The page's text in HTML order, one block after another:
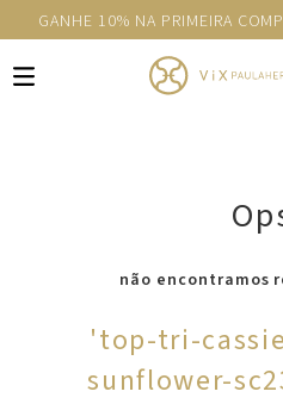
GANHE 10% NA PRIMEIRA
não encontramos
'top-tri-
sunflower-